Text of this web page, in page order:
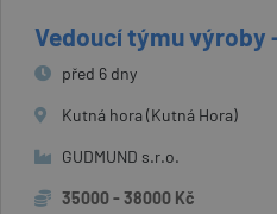
Vedoucí týmu výroby
před 6 dny
Kutná hora (Kutná Hora)
GUDMUND s.r.o.
35000 - 38000 Kč